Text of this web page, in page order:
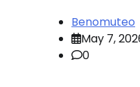
Benomuteo
May 7,
0